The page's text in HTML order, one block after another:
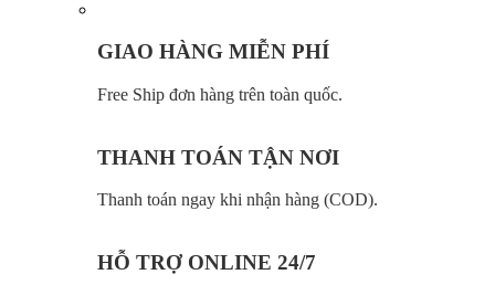
GIAO HÀNG MIỄN PHÍ
Free Ship đơn hàng trên toàn quốc.
THANH TOÁN TẬN NƠI
Thanh toán ngay khi nhận hàng (COD).
HỖ TRỢ ONLINE 24/7